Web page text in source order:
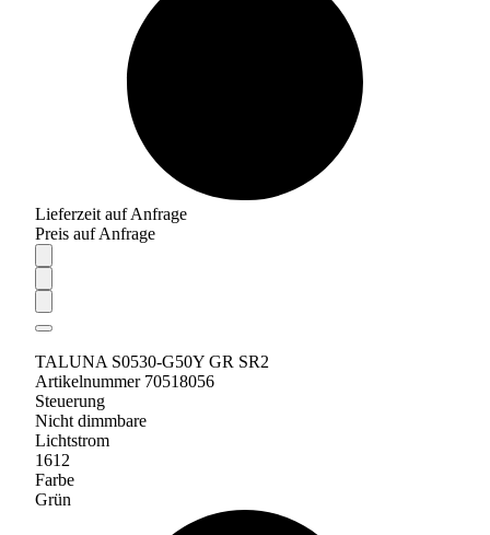
Lieferzeit auf Anfrage
Preis auf Anfrage
TALUNA S0530-G50Y GR SR2
Artikelnummer 70518056
Steuerung
Nicht dimmbare
Lichtstrom
1612
Farbe
Grün